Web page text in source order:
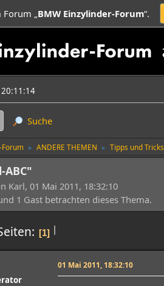
„BMW Einzylinder-Forum“.
Suche
► ANDERE THEMEN ► Tipps und Tricks
Karl, 01 Mai 2011, 18:32:10
1 Gast betrachten dieses Thema.
|
1
01 Mai 2011, 18:32:10